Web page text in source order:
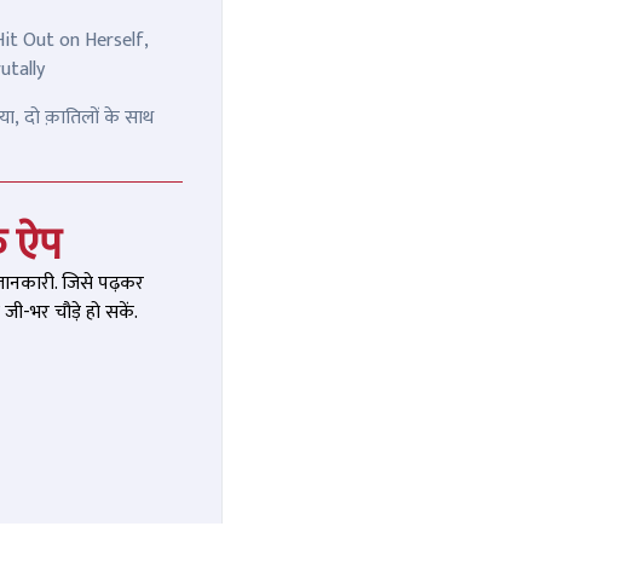
Out on Herself,
दो क़ातिलों के साथ
ऐप
जिसे पढ़कर
भर चौड़े हो सकें.